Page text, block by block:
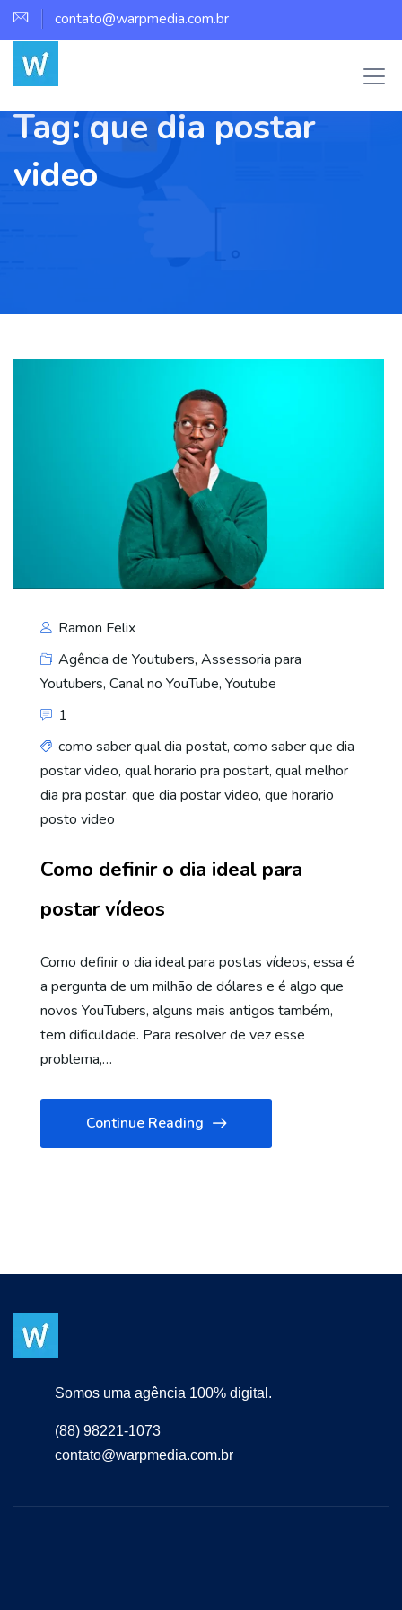
contato@warpmedia.com.br
Tag:que dia postar
video
Ramon Felix
Agência de Youtubers, Assessoria para
Youtubers, Canal no YouTube, Youtube
1
como saber qual dia postat, como saber que dia
postar video, qual horario pra postart, qual melhor
dia pra postar, que dia postar video, que horario
posto video
Como definir o dia ideal para
postar vídeos
Como definir o dia ideal para postas vídeos, essa é
a pergunta de um milhão de dólares e é algo que
novos YouTubers, alguns mais antigos também,
tem dificuldade. Para resolver de vez esse
problema,…
Continue Reading
Somos uma agência 100% digital.
(88) 98221-1073
contato@warpmedia.com.br